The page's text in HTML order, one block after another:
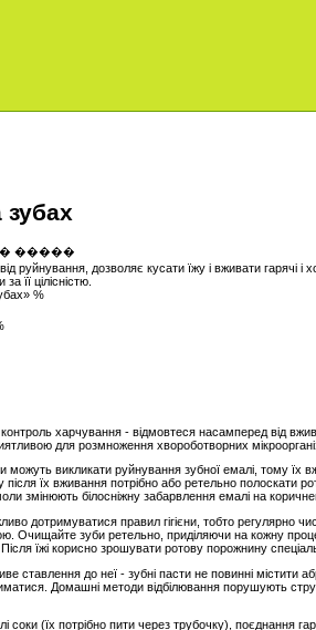
зубах
руйнування, дозволяє кусати їжу і вживати гарячі
її цілісністю.
%
харчування - відмовтеся насамперед від
для розмноження хвороботворних
можуть викликати руйнування зубної емалі, тому їх
їх вживання потрібно або ретельно полоскати
змінюють білосніжну забарвлення емалі на
дотримуватися правил гігієни, тобто регулярно
Очищайте зуби ретельно, приділяючи на кожну
їжі корисно зрошувати ротову порожнину
ставлення до неї - зубні пасти не повинні містити
Домашні методи відбілювання порушують
соки (їх потрібно пити через трубочку), поєднання